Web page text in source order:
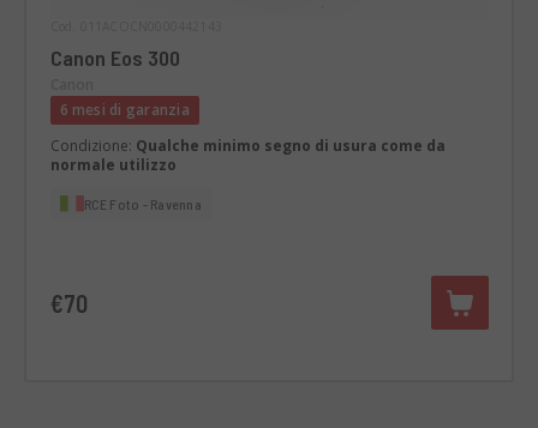
Canon Eos 300
6 mesi di garanzia
Condizione: Qualche minimo segno di usura come da
normale utilizzo
RCE Foto - Ravenna
€70